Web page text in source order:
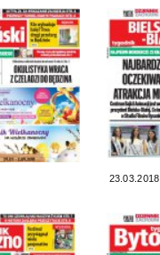
23.03.2018